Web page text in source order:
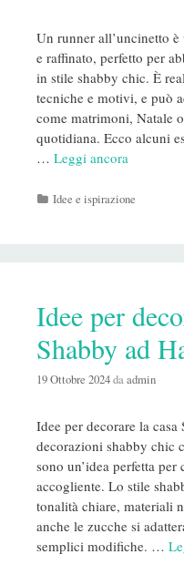
Un runner all’uncinetto
e raffinato, perfetto per
in stile shabby chic. È
tecniche e motivi, e può
come matrimoni, Natale
quotidiana. Ecco alcuni
… Leggi ancora
Categorie
Idee e ispirazione
Idee per
Shabby ad
19 Ottobre 2024daadmin
Idee per decorare la
decorazioni shabby chic
sono un’idea perfetta per
accogliente. Lo stile
tonalità chiare, materiali
anche le zucche si
semplici modifiche. …